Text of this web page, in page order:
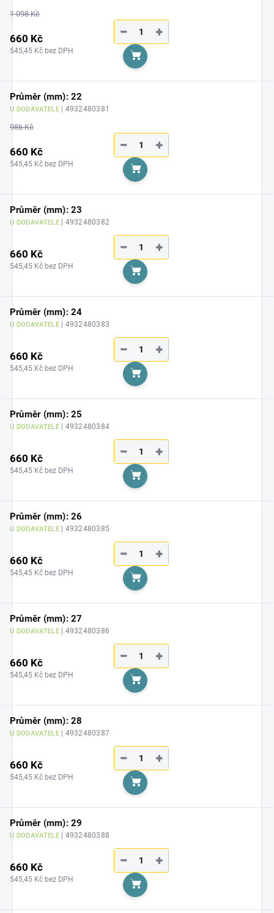
1 098 Kč
660 Kč
545,45 Kč bez DPH
+
−
Do košíku
Průměr (mm): 22
U DODAVATELE | 4932480381
986 Kč
660 Kč
545,45 Kč bez DPH
+
−
Do košíku
Průměr (mm): 23
U DODAVATELE | 4932480382
660 Kč
545,45 Kč bez DPH
+
−
Do košíku
Průměr (mm): 24
U DODAVATELE | 4932480383
660 Kč
545,45 Kč bez DPH
+
−
Do košíku
Průměr (mm): 25
U DODAVATELE | 4932480384
660 Kč
545,45 Kč bez DPH
+
−
Do košíku
Průměr (mm): 26
U DODAVATELE | 4932480385
660 Kč
545,45 Kč bez DPH
+
−
Do košíku
Průměr (mm): 27
U DODAVATELE | 4932480386
660 Kč
545,45 Kč bez DPH
+
−
Do košíku
Průměr (mm): 28
U DODAVATELE | 4932480387
660 Kč
545,45 Kč bez DPH
+
−
Do košíku
Průměr (mm): 29
U DODAVATELE | 4932480388
660 Kč
545,45 Kč bez DPH
+
−
Do košíku